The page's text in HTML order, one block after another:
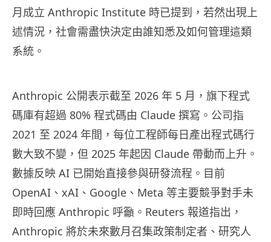
月成立 Anthropic Institute 時已提到，若然出現上
述情況，社會需盡快決定由誰知悉及如何管理這類
系統。
Anthropic 公開表示截至 2026 年 5 月，旗下程式
碼庫有超過 80% 程式碼由 Claude 撰寫。公司指
2021 至 2024 年間，每位工程師每日產出程式碼行
數大致不變，但 2025 年起因 Claude 帶動而上升。
數據反映 AI 已開始直接參與研發流程。目前
OpenAI、xAI、Google、Meta 等主要競爭對手未
即時回應 Anthropic 呼籲。Reuters 報道指出，
Anthropic 將於未來數月召集政策制定者、研究人